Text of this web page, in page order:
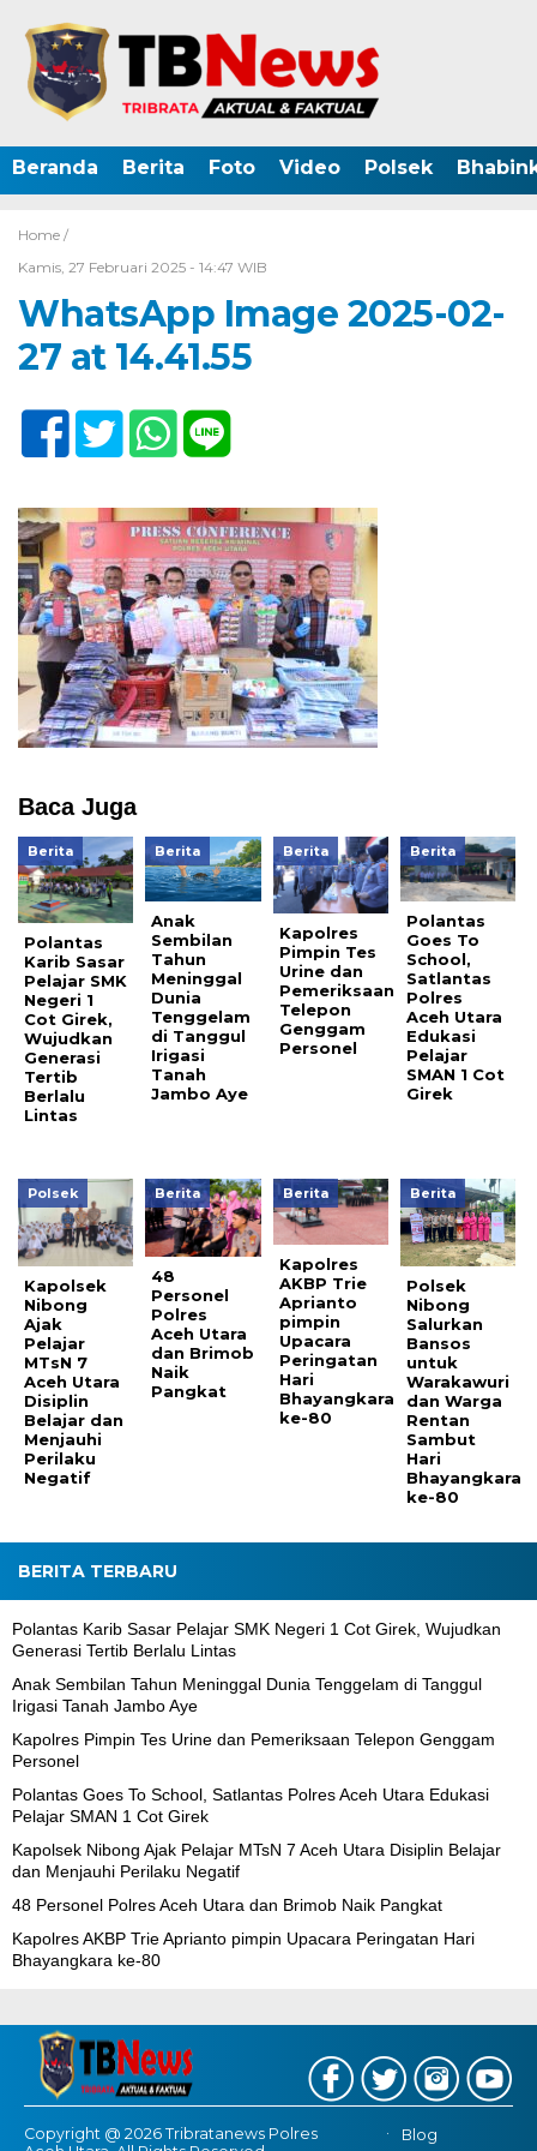
Beranda Berita Foto Video Polsek
Home /
Kamis, 27 Februari 2025 - 14:47 WIB
WhatsApp Image 2025-02-
27 at 14.41.55
Baca Juga
Berita
Polantas
Karib Sasar
Pelajar SMK
Negeri 1
Cot Girek,
Wujudkan
Generasi
Tertib
Berlalu
Lintas
Berita
Anak
Sembilan
Tahun
Meninggal
Dunia
Tenggelam
di Tanggul
Irigasi
Tanah
Jambo Aye
Berita
Kapolres
Pimpin Tes
Urine dan
Pemeriksaan
Telepon
Genggam
Personel
Berita
Polantas
Goes To
School,
Satlantas
Polres
Aceh Utara
Edukasi
Pelajar
SMAN 1 Cot
Girek
Polsek
Kapolsek
Nibong
Ajak
Pelajar
MTsN 7
Aceh Utara
Disiplin
Belajar dan
Menjauhi
Perilaku
Negatif
Berita
48
Personel
Polres
Aceh Utara
dan Brimob
Naik
Pangkat
Berita
Kapolres
AKBP Trie
Aprianto
pimpin
Upacara
Peringatan
Hari
Bhayangkara
ke-80
Berita
Polsek
Nibong
Salurkan
Bansos
untuk
Warakawuri
dan Warga
Rentan
Sambut
Hari
Bhayangkara
ke-80
BERITA TERBARU
Polantas Karib Sasar Pelajar SMK Negeri 1 Cot Girek, Wujudkan
Generasi Tertib Berlalu Lintas
Anak Sembilan Tahun Meninggal Dunia Tenggelam di Tanggul
Irigasi Tanah Jambo Aye
Kapolres Pimpin Tes Urine dan Pemeriksaan Telepon Genggam
Personel
Polantas Goes To School, Satlantas Polres Aceh Utara Edukasi
Pelajar SMAN 1 Cot Girek
Kapolsek Nibong Ajak Pelajar MTsN 7 Aceh Utara Disiplin Belajar
dan Menjauhi Perilaku Negatif
48 Personel Polres Aceh Utara dan Brimob Naik Pangkat
Kapolres AKBP Trie Aprianto pimpin Upacara Peringatan Hari
Bhayangkara ke-80
Copyright @ 2026 Tribratanews Polres
Blog